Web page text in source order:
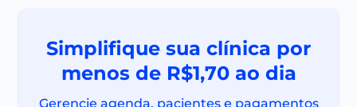
Simplifique sua clínica por
menos de R$1,70 ao dia
Gerencie agenda, pacientes e pagamentos